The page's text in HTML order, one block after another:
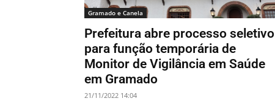
Gramado e Canela
Prefeitura abre processo seletivo
para função temporária de
Monitor de Vigilância em Saúde
em Gramado
21/11/2022 14:04